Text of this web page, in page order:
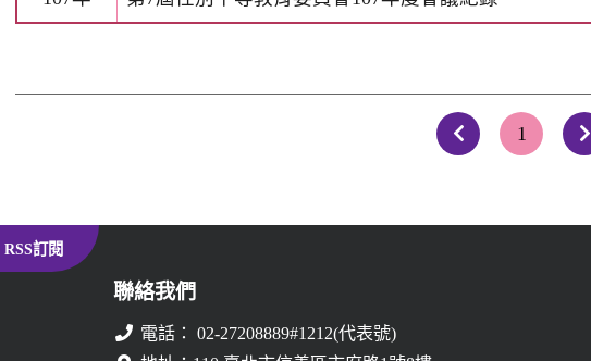
上一頁1
RSS訂閱
聯絡我們
電話： 02-27208889#1212(代表號)